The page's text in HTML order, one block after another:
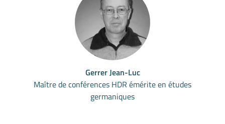
Gerrer Jean-Luc
Maître de conférences HDR émérite en études
germaniques